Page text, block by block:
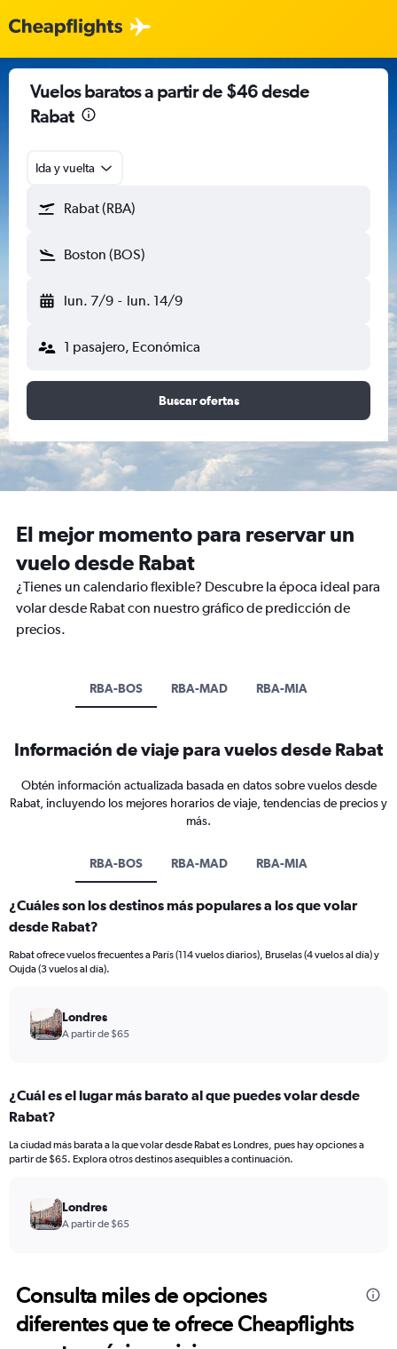
Vuelos baratos a partir de $46 desde
Rabat
Ida y vuelta
Rabat (RBA)
Boston (BOS)
lun. 7/9 - lun. 14/9
1 pasajero, Económica
Buscar ofertas
El mejor momento para reservar un
vuelo desde Rabat
¿Tienes un calendario flexible? Descubre la época ideal para
volar desde Rabat con nuestro gráfico de predicción de
precios.
RBA-BOS RBA-MAD RBA-MIA
Información de viaje para vuelos desde Rabat
Obtén información actualizada basada en datos sobre vuelos desde
Rabat, incluyendo los mejores horarios de viaje, tendencias de precios y
más.
RBA-BOS RBA-MAD RBA-MIA
¿Cuáles son los destinos más populares a los que volar
desde Rabat?
Rabat ofrece vuelos frecuentes a París (114 vuelos diarios), Bruselas (4 vuelos al día) y
Oujda (3 vuelos al día).
Londres
A partir de $65
¿Cuál es el lugar más barato al que puedes volar desde
Rabat?
La ciudad más barata a la que volar desde Rabat es Londres, pues hay opciones a
partir de $65. Explora otros destinos asequibles a continuación.
Londres
A partir de $65
Consulta miles de opciones
diferentes que te ofrece Cheapflights